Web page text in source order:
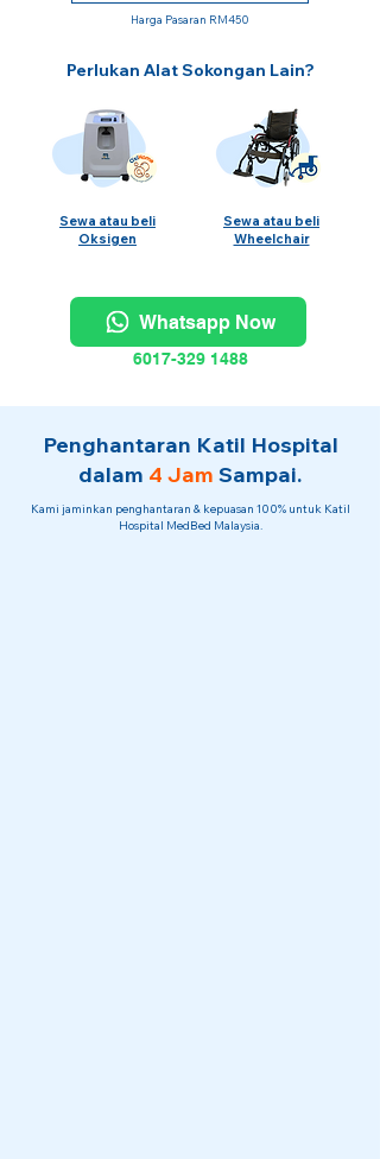
Harga Pasaran RM450
Perlukan Alat Sokongan Lain?
Sewa atau beli
Oksigen
Sewa atau beli
Wheelchair
Whatsapp Now
6017-329 1488
Penghantaran Katil Hospital
dalam 4 Jam Sampai.
Kami jaminkan penghantaran & kepuasan 100% untuk Katil
Hospital MedBed Malaysia.